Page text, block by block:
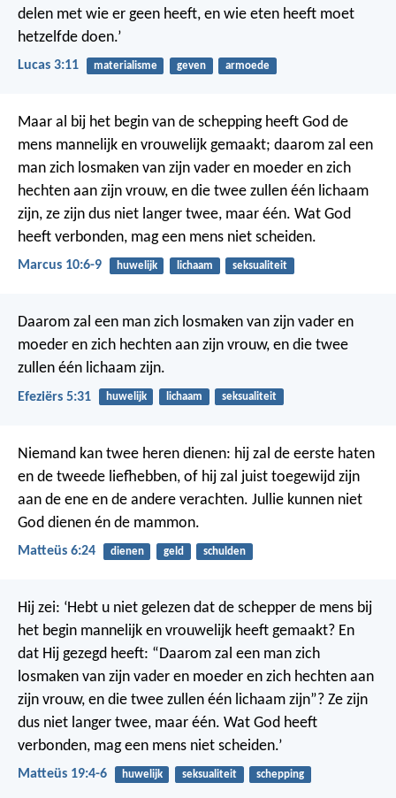
delen met wie er geen heeft, en wie eten heeft moet
hetzelfde doen.’
Lucas 3:11 materialisme geven armoede
Maar al bij het begin van de schepping heeft God de
mens mannelijk en vrouwelijk gemaakt; daarom zal een
man zich losmaken van zijn vader en moeder en zich
hechten aan zijn vrouw, en die twee zullen één lichaam
zijn, ze zijn dus niet langer twee, maar één. Wat God
heeft verbonden, mag een mens niet scheiden.
Marcus 10:6-9 huwelijk lichaam seksualiteit
Daarom zal een man zich losmaken van zijn vader en
moeder en zich hechten aan zijn vrouw, en die twee
zullen één lichaam zijn.
Efeziërs 5:31 huwelijk lichaam seksualiteit
Niemand kan twee heren dienen: hij zal de eerste haten
en de tweede liefhebben, of hij zal juist toegewijd zijn
aan de ene en de andere verachten. Jullie kunnen niet
God dienen én de mammon.
Matteüs 6:24 dienen geld schulden
Hij zei: ‘Hebt u niet gelezen dat de schepper de mens bij
het begin mannelijk en vrouwelijk heeft gemaakt? En
dat Hij gezegd heeft: “Daarom zal een man zich
losmaken van zijn vader en moeder en zich hechten aan
zijn vrouw, en die twee zullen één lichaam zijn”? Ze zijn
dus niet langer twee, maar één. Wat God heeft
verbonden, mag een mens niet scheiden.’
Matteüs 19:4-6 huwelijk seksualiteit schepping